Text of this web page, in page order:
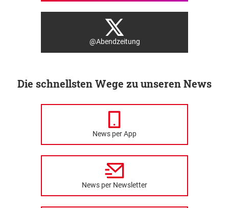
@Abendzeitung
Die schnellsten Wege zu unseren News
News per App
News per Newsletter